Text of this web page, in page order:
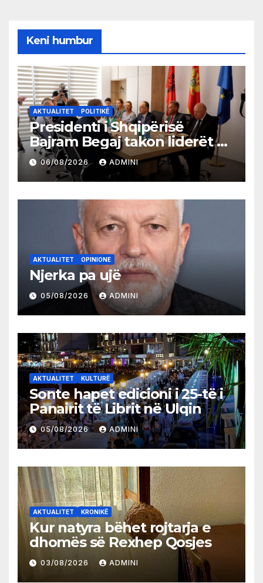
Keni humbur
AKTUALITET POLITIKË
Presidenti i Shqipërisë
Bajram Begaj takon liderët e
partive shqiptare në Ulqin
06/08/2026 ADMINI
AKTUALITET OPINIONE
Njerka pa ujë
05/08/2026 ADMINI
AKTUALITET KULTURË
Sonte hapet edicioni i 25-të i
Panairit të Librit në Ulqin
05/08/2026 ADMINI
AKTUALITET KRONIKË
Kur natyra bëhet rojtarja e
dhomës së Rexhep Qosjes
03/08/2026 ADMINI